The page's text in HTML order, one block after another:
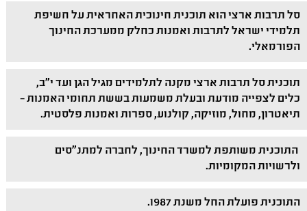
סל תרבות ארצי הוא תוכנית חינוכית האחראית על חשיפת
תלמידי ישראל לתרבות ואמנות כחלק ממערכת החינוך
הפורמאלי.
תוכנית סל תרבות ארצי מקנה לתלמידים מגיל הגן ועד י"ב,
כלים לצפייה מודעת ובעלת משמעות בששת תחומי האמנות –
תיאטרון, מחול, מוזיקה, קולנוע, ספרות ואמנות פלסטית.
התוכנית משותפת למשרד החינוך, לחברה למתנ"סים
ולרשויות המקומיות.
התוכנית פועלת החל משנת 1987.